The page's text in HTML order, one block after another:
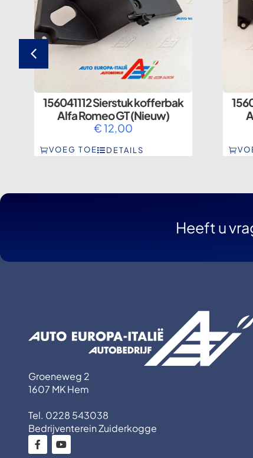
156041112 Sierstuk kofferbak
Alfa Romeo GT (Nieuw)
€12,00
VOEG TOE DETAILS
Heeft u
Groeneweg 2
1607 MK Hem
Tel. 0228 543038
Bedrijventerein Zuiderkogge